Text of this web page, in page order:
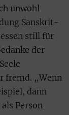
unwohl
Sanskrit-
still für
der
fremd. „Wenn
dann
Person